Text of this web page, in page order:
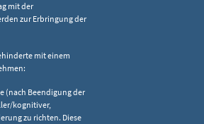
mit der
zur Erbringung der
mit einem
(nach Beendigung der
kognitiver,
zu richten. Diese